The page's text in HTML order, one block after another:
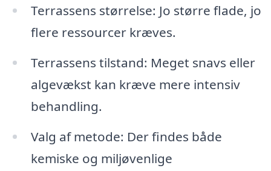
Terrassens størrelse: Jo større flade, jo
flere ressourcer kræves.
Terrassens tilstand: Meget snavs eller
algevækst kan kræve mere intensiv
behandling.
Valg af metode: Der findes både
kemiske og miljøvenlige